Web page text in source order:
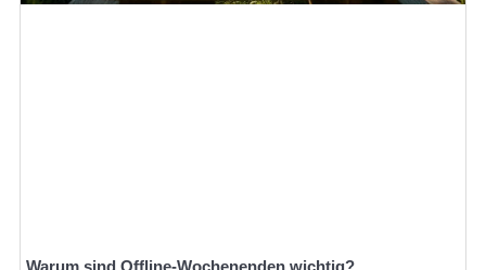
Warum sind Offline-Wochenenden wichtig?